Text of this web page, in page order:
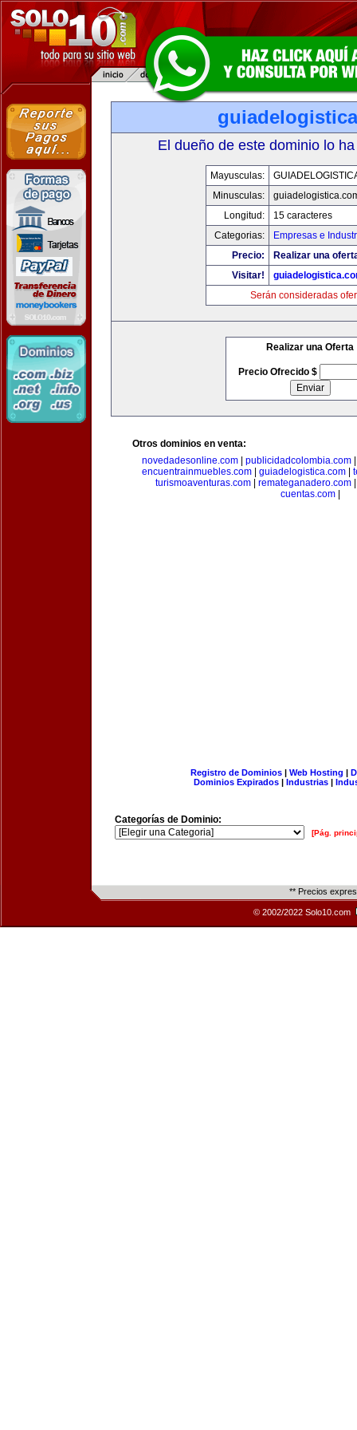
El dueño de este dominio lo
Mayusculas:
Minusculas:
Longitud:
15 caracteres
Categorias:
Empresas e
Precio:
Realizar una
Visitar!
Serán consideradas
Realizar una Oferta
Precio Ofrecido $
Otros dominios en venta:
novedadesonline.com
publicidadcolombia.com
encuentrainmuebles.com| guiadelogistica.com|
turismoaventuras.com| remateganadero.com
cuentas.com|
Registro de Dominios| Web Hosting |
Dominios Expirados | Industrias |
Categorías de Dominio:
[Pág.
** Precios
© 2002/2022 Solo10.com